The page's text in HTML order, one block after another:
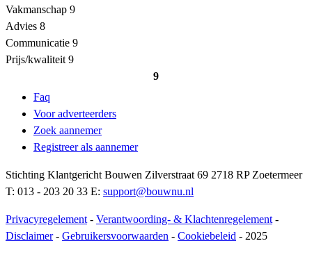
Vakmanschap 9
Advies 8
Communicatie 9
Prijs/kwaliteit 9
9
Faq
Voor adverteerders
Zoek aannemer
Registreer als aannemer
Stichting Klantgericht Bouwen Zilverstraat 69 2718 RP Zoetermeer
T: 013 - 203 20 33 E: support@bouwnu.nl
Privacyregelement - Verantwoording- & Klachtenregelement -
Disclaimer- Gebruikersvoorwaarden - Cookiebeleid - 2025